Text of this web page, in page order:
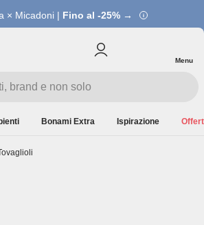
× Micadoni | Fino al -25% →
Menu
Bonami Extra Ispirazione